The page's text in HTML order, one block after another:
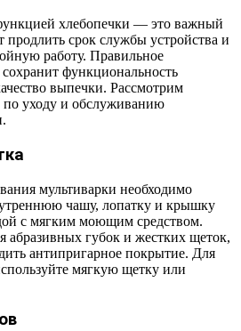
хлебопечки — это важный
продлить срок службы устройства и
работу. Правильное
функциональность
выпечки. Рассмотрим
уходу и обслуживанию
мультиварки необходимо
чашу, лопатку и крышку
с мягким моющим средством.
абразивных губок и жестких щеток,
антипригарное покрытие. Для
мягкую щетку или